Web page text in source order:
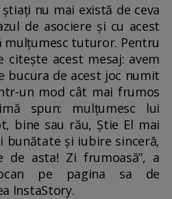
nu mai există de ceva
de asociere și cu acest
mulțumesc tuturor. Pentru
citește acest mesaj: avem
bucura de acest joc numit
un mod cât mai frumos
spun: mulțumesc lui
bine sau rău, Știe El mai
bunătate și iubire sinceră,
de asta! Zi frumoasă”, a
pe pagina sa de
InstaStory.